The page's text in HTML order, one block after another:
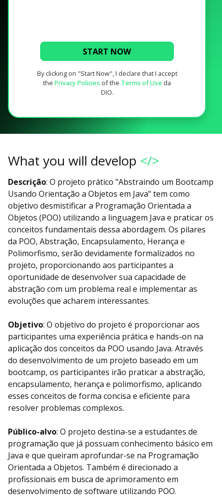
START NOW
By clicking on "Start Now", I declare that I accept
the Privacy Policies of the Terms of Use da
DIO.
What you will develop </>
Descrição: O projeto prático "Abstraindo um Bootcamp
Usando Orientação a Objetos em Java" tem como
objetivo desmistificar a Programação Orientada a
Objetos (POO) utilizando a linguagem Java e praticar os
conceitos fundamentais dessa abordagem. Os pilares
da POO, Abstração, Encapsulamento, Herança e
Polimorfismo, serão devidamente formalizados no
projeto, proporcionando aos participantes a
oportunidade de desenvolver sua capacidade de
abstração com um problema real e implementar as
evoluções que acharem interessantes.
Objetivo: O objetivo do projeto é proporcionar aos
participantes uma experiência prática e hands-on na
aplicação dos conceitos da POO usando Java. Através
do desenvolvimento de um projeto baseado em um
bootcamp, os participantes irão praticar a abstração,
encapsulamento, herança e polimorfismo, aplicando
esses conceitos de forma concisa e eficiente para
resolver problemas complexos.
Público-alvo: O projeto destina-se a estudantes de
programação que já possuam conhecimento básico em
Java e que queiram aprofundar-se na Programação
Orientada a Objetos. Também é direcionado a
profissionais em busca de aprimoramento em
desenvolvimento de software utilizando POO.